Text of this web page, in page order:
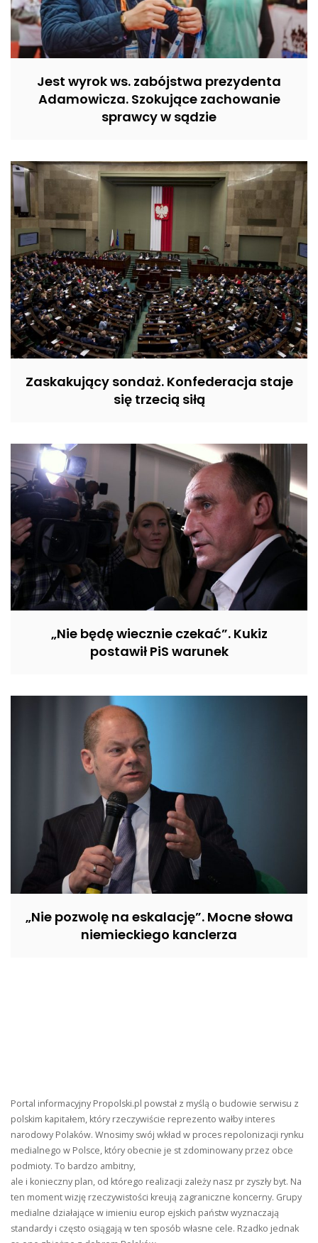
Jest wyrok ws. zabójstwa prezydenta
Adamowicza. Szokujące zachowanie
sprawcy w sądzie
Zaskakujący sondaż. Konfederacja staje
się trzecią siłą
„Nie będę wiecznie czekać”. Kukiz
postawił PiS warunek
„Nie pozwolę na eskalację”. Mocne słowa
niemieckiego kanclerza
Portal informacyjny Propolski.pl powstał z myślą o budowie serwisu z
polskim kapitałem, który rzeczywiście reprezento wałby interes
narodowy Polaków. Wnosimy swój wkład w proces repolonizacji rynku
medialnego w Polsce, który obecnie je st zdominowany przez obce
podmioty. To bardzo ambitny,
ale i konieczny plan, od którego realizacji zależy nasz pr zyszły byt. Na
ten moment wizję rzeczywistości kreują zagraniczne koncerny. Grupy
medialne działające w imieniu europ ejskich państw wyznaczają
standardy i często osiągają w ten sposób własne cele. Rzadko jednak